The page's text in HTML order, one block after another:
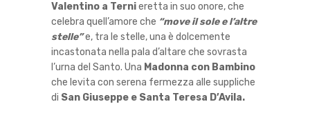
Valentino a Ternieretta in suo onore, che
celebra quell’amore che “move il sole e l’altre
stelle”e, tra le stelle, una è dolcemente
incastonata nella pala d’altare che sovrasta
l’urna del Santo. Una Madonna con Bambino
che levita con serena fermezza alle suppliche
di San Giuseppe e Santa Teresa D’Avila.